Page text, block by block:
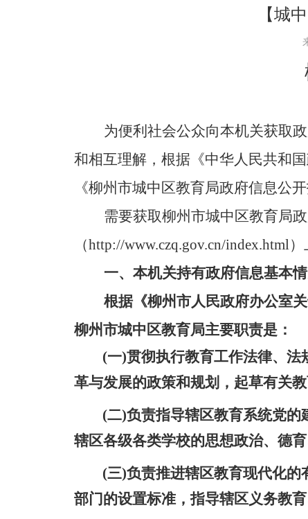
【城
为便利社会公众向本机关获取
和相互理解，根据《中华人民共和
《柳州市城中区教育局政府信息公
需要获取柳州市城中区教育局
（http://www.czq.gov.cn/index.html）
一、 本机关持有政府信息基本
根据《柳州市人民政府办公室
柳州市城中区教育局主要职责是：
(一)贯彻执行教育工作法律、
革与发展的政策和规划，起草有关
(二)负责指导辖区教育系统党
辖区各级各类学校的思想政治、德
(三)负责推进辖区教育现代化
部门的设置标准，指导辖区义务教